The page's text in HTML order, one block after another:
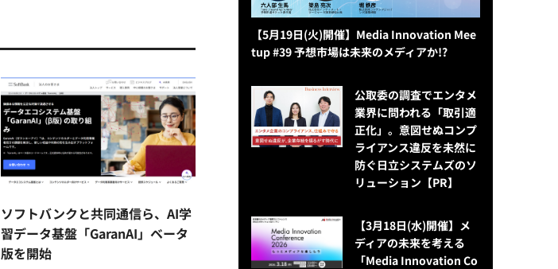
ソフトバンクと共同通信ら、AI学
習データ基盤「GaranAI」ベータ
版を開始
【5月19日(火)開催】Media Innovation Mee
tup #39 予想市場は未来のメディアか!?
公​​取委の調査でエンタメ
業界に問われる「取引適
正化」。意図せぬコンプ
ライアンス違反を未然に
防ぐ日立システムズのソ
リューション​【PR】
【3月18日(水)開催】メ
ディアの未来を考える
「Media Innovation Co